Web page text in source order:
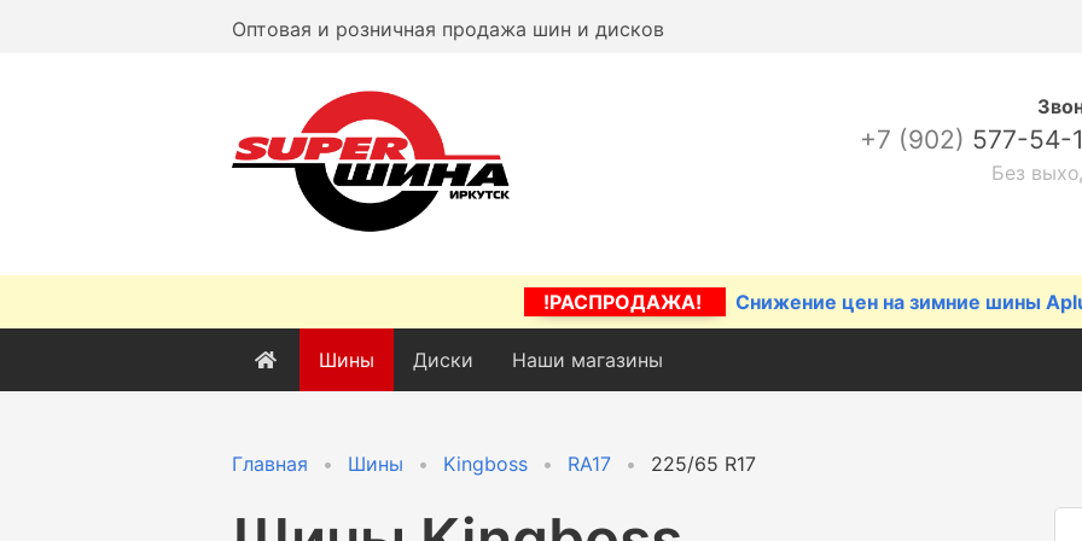
Оптовая и розничная продажа шин и дисков
+7 (902) 577-54-
Без
!РАСПРОДАЖА! Снижение цен на зимние шины
Шины Диски Наши магазины
Главная Шины Kingboss RA17 225/65 R17